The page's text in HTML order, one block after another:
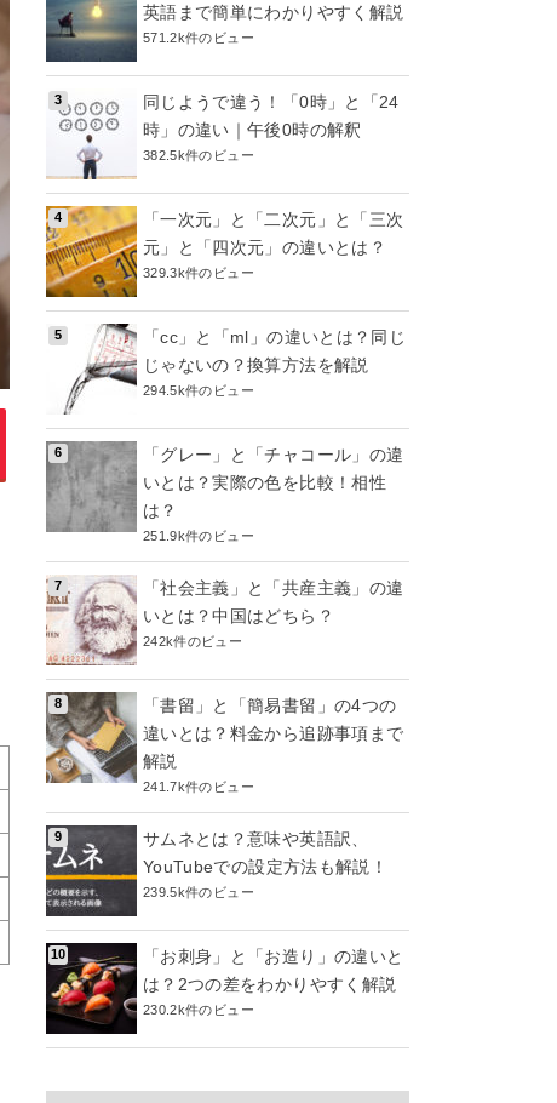
英語まで簡単にわかりやすく解説
571.2k件のビュー
同じようで違う！「0時」と「24
時」の違い｜午後0時の解釈
382.5k件のビュー
「一次元」と「二次元」と「三次
元」と「四次元」の違いとは？
329.3k件のビュー
「cc」と「ml」の違いとは？同じ
じゃないの？換算方法を解説
294.5k件のビュー
「グレー」と「チャコール」の違
いとは？実際の色を比較！相性
は？
251.9k件のビュー
「社会主義」と「共産主義」の違
いとは？中国はどちら？
242k件のビュー
「書留」と「簡易書留」の4つの
違いとは？料金から追跡事項まで
解説
241.7k件のビュー
サムネとは？意味や英語訳、
YouTubeでの設定方法も解説！
239.5k件のビュー
「お刺身」と「お造り」の違いと
は？2つの差をわかりやすく解説
230.2k件のビュー